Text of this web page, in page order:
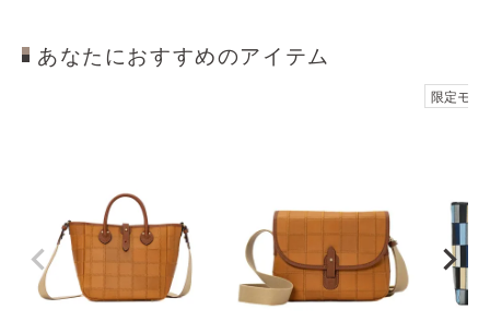
あなたにおすすめのアイテム
限定モデ